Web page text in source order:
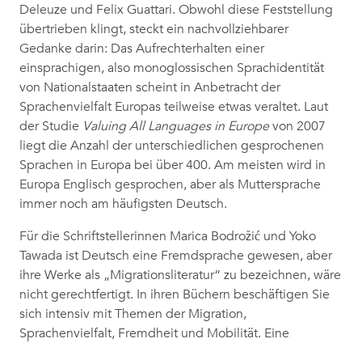
Deleuze und Felix Guattari. Obwohl diese Feststellung
übertrieben klingt, steckt ein nachvollziehbarer
Gedanke darin: Das Aufrechterhalten einer
einsprachigen, also monoglossischen Sprachidentität
von Nationalstaaten scheint in Anbetracht der
Sprachenvielfalt Europas teilweise etwas veraltet. Laut
der Studie Valuing All Languages in Europevon 2007
liegt die Anzahl der unterschiedlichen gesprochenen
Sprachen in Europa bei über 400. Am meisten wird in
Europa Englisch gesprochen, aber als Muttersprache
immer noch am häufigsten Deutsch.
Für die Schriftstellerinnen Marica Bodrožić und Yoko
Tawada ist Deutsch eine Fremdsprache gewesen, aber
ihre Werke als „Migrationsliteratur“ zu bezeichnen, wäre
nicht gerechtfertigt. In ihren Büchern beschäftigen Sie
sich intensiv mit Themen der Migration,
Sprachenvielfalt, Fremdheit und Mobilität. Eine